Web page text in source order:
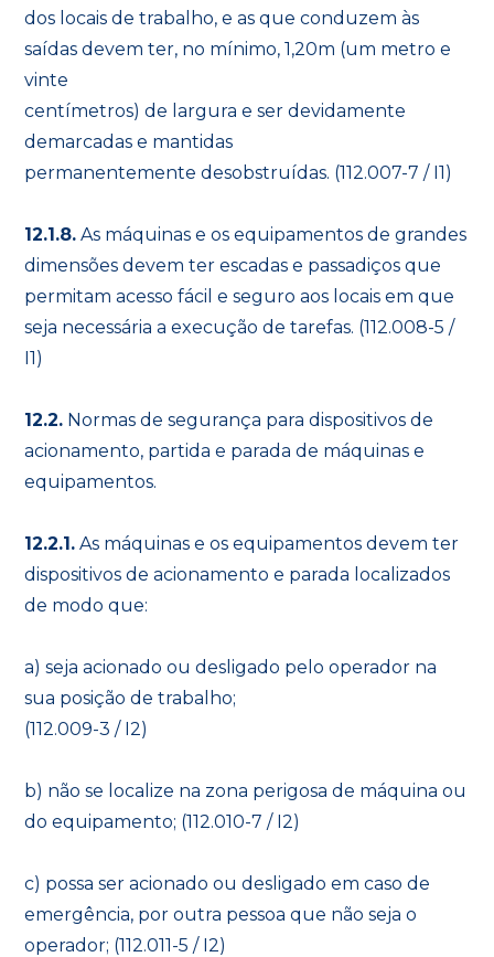
dos locais de trabalho, e as que conduzem às
saídas devem ter, no mínimo, 1,20m (um metro e
vinte
centímetros) de largura e ser devidamente
demarcadas e mantidas
permanentemente desobstruídas. (112.007-7 / I1)
12.1.8. As máquinas e os equipamentos de grandes
dimensões devem ter escadas e passadiços que
permitam acesso fácil e seguro aos locais em que
seja necessária a execução de tarefas. (112.008-5 /
I1)
12.2. Normas de segurança para dispositivos de
acionamento, partida e parada de máquinas e
equipamentos.
12.2.1. As máquinas e os equipamentos devem ter
dispositivos de acionamento e parada localizados
de modo que:
a) seja acionado ou desligado pelo operador na
sua posição de trabalho;
(112.009-3 / I2)
b) não se localize na zona perigosa de máquina ou
do equipamento; (112.010-7 / I2)
c) possa ser acionado ou desligado em caso de
emergência, por outra pessoa que não seja o
operador; (112.011-5 / I2)